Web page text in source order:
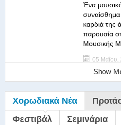
Ένα
συναίσθημα
καρδιά της
παρουσία
Μουσικής
05 Μαΐου,
Show
Χορωδιακά Νέα
Φεστιβάλ
Σεμινάρια